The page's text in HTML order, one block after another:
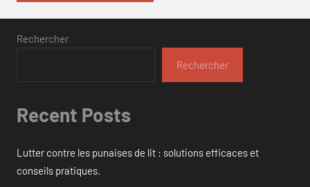
Rechercher
Rechercher
Recent Posts
Lutter contre les punaises de lit : solutions efficaces et
conseils pratiques.